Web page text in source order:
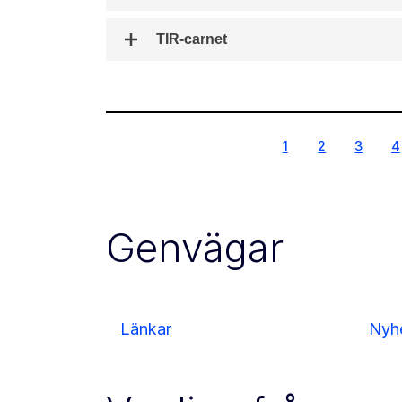
TIR-carnet
1
1 2
2 3
3 4
4
Genvägar
Länkar